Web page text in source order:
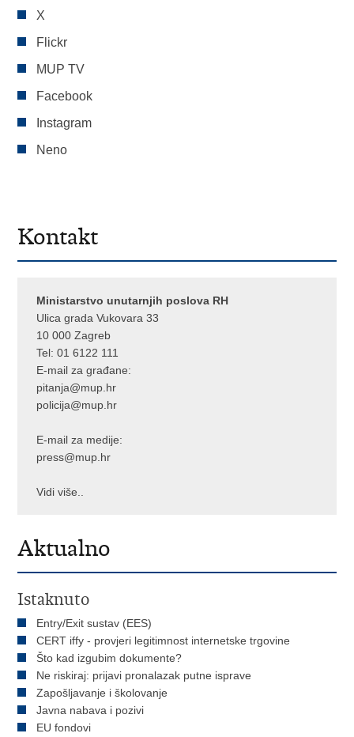
X
Flickr
MUP TV
Facebook
Instagram
Neno
Kontakt
Ministarstvo unutarnjih poslova RH
Ulica grada Vukovara 33
10 000 Zagreb
Tel:01 6122 111
E-mail za građane:
pitanja@mup.hr
policija@mup.hr
E-mail za medije:
press@mup.hr
Vidi više..
Aktualno
Istaknuto
Entry/Exit sustav (EES)
CERT iffy - provjeri legitimnost internetske trgovine
Što kad izgubim dokumente?
Ne riskiraj: prijavi pronalazak putne isprave
Zapošljavanje i školovanje
Javna nabava i pozivi
EU fondovi